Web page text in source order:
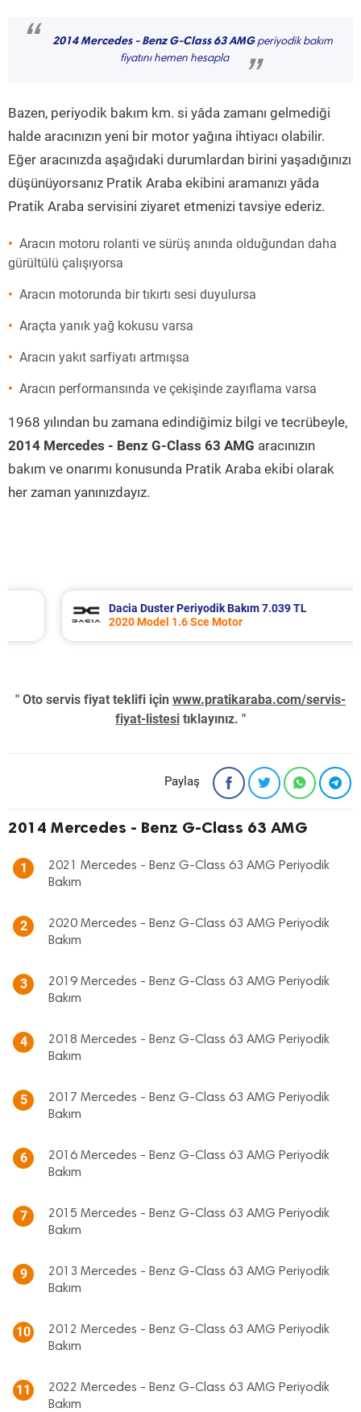
“ 2014 Mercedes - Benz G-Class 63 AMGperiyodik bakım
fiyatını hemen hesapla
”
Bazen, periyodik bakım km. si yâda zamanı gelmediği
halde aracınızın yeni bir motor yağına ihtiyacı olabilir.
Eğer aracınızda aşağıdaki durumlardan birini yaşadığınızı
düşünüyorsanız Pratik Araba ekibini aramanızı yâda
Pratik Araba servisini ziyaret etmenizi tavsiye ederiz.
Aracın motoru rolanti ve sürüş anında olduğundan daha
gürültülü çalışıyorsa
Aracın motorunda bir tıkırtı sesi duyulursa
Araçta yanık yağ kokusu varsa
Aracın yakıt sarfiyatı artmışsa
Aracın performansında ve çekişinde zayıflama varsa
1968 yılından bu zamana edindiğimiz bilgi ve tecrübeyle,
2014 Mercedes - Benz G-Class 63 AMG aracınızın
bakım ve onarımı konusunda Pratik Araba ekibi olarak
her zaman yanınızdayız.
Dacia Duster Periyodik Bakım 7.039 TL
2020 Model 1.6 Sce Motor
" Oto servis fiyat teklifi için www.pratikaraba.com/servis-
fiyat-listesi tıklayınız. "
Paylaş
2014 Mercedes - Benz G-Class 63 AMG
1
2021 Mercedes - Benz G-Class 63 AMG Periyodik
Bakım
2
2020 Mercedes - Benz G-Class 63 AMG Periyodik
Bakım
3
2019 Mercedes - Benz G-Class 63 AMG Periyodik
Bakım
4
2018 Mercedes - Benz G-Class 63 AMG Periyodik
Bakım
5
2017 Mercedes - Benz G-Class 63 AMG Periyodik
Bakım
6
2016 Mercedes - Benz G-Class 63 AMG Periyodik
Bakım
7
2015 Mercedes - Benz G-Class 63 AMG Periyodik
Bakım
9
2013 Mercedes - Benz G-Class 63 AMG Periyodik
Bakım
10
2012 Mercedes - Benz G-Class 63 AMG Periyodik
Bakım
11
2022 Mercedes - Benz G-Class 63 AMG Periyodik
Bakım